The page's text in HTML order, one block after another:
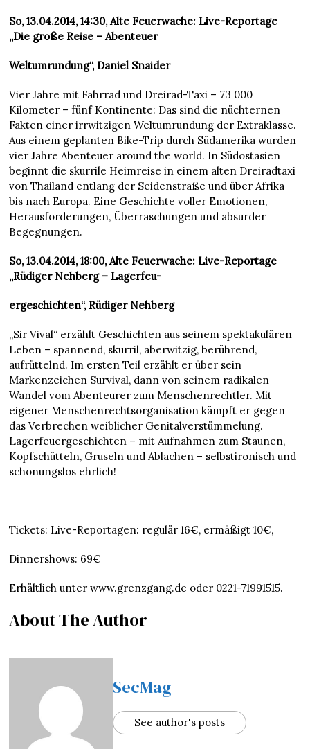
So, 13.04.2014, 14:30, Alte Feuerwache: Live-Reportage
„Die große Reise – Abenteuer
Weltumrundung“, Daniel Snaider
Vier Jahre mit Fahrrad und Dreirad-Taxi – 73 000
Kilometer – fünf Kontinente: Das sind die nüchternen
Fakten einer irrwitzigen Weltumrundung der Extraklasse.
Aus einem geplanten Bike-Trip durch Südamerika wurden
vier Jahre Abenteuer around the world. In Südostasien
beginnt die skurrile Heimreise in einem alten Dreiradtaxi
von Thailand entlang der Seidenstraße und über Afrika
bis nach Europa. Eine Geschichte voller Emotionen,
Herausforderungen, Überraschungen und absurder
Begegnungen.
So, 13.04.2014, 18:00, Alte Feuerwache: Live-Reportage
„Rüdiger Nehberg – Lagerfeu-
ergeschichten“, Rüdiger Nehberg
„Sir Vival“ erzählt Geschichten aus seinem spektakulären
Leben – spannend, skurril, aberwitzig, berührend,
aufrüttelnd. Im ersten Teil erzählt er über sein
Markenzeichen Survival, dann von seinem radikalen
Wandel vom Abenteurer zum Menschenrechtler. Mit
eigener Menschenrechtsorganisation kämpft er gegen
das Verbrechen weiblicher Genitalverstümmelung.
Lagerfeuergeschichten – mit Aufnahmen zum Staunen,
Kopfschütteln, Gruseln und Ablachen – selbstironisch und
schonungslos ehrlich!
Tickets: Live-Reportagen: regulär 16€, ermäßigt 10€,
Dinnershows: 69€
Erhältlich unter www.grenzgang.de oder 0221-71991515.
About The Author
SecMag
See author's posts